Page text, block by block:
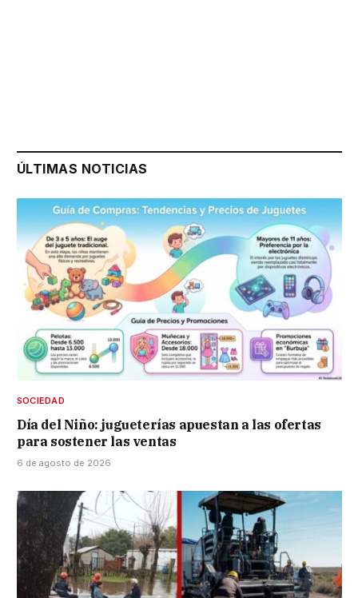
ÚLTIMAS NOTICIAS
SOCIEDAD
Día del Niño: jugueterías apuestan a las ofertas
para sostener las ventas
6 de agosto de 2026